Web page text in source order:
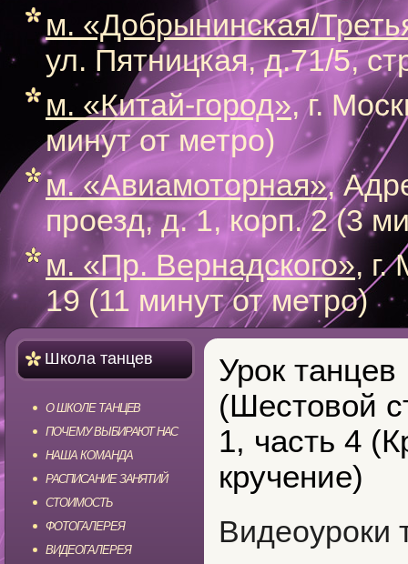
м. «Добрынинская/
ул. Пятницкая, д.71/5,
м. «Китай-город», г.
минут от метро)
м. «Авиамоторная»,
проезд, д. 1, корп. 2 (3
м. «Пр. Вернадского», г.
19 (11 минут от метро)
Школа танцев
О ШКОЛЕ ТАНЦЕВ
ПОЧЕМУ ВЫБИРАЮТ НАС
НАША КОМАНДА
РАСПИСАНИЕ ЗАНЯТИЙ
СТОИМОСТЬ
ФОТОГАЛЕРЕЯ
ВИДЕОГАЛЕРЕЯ
Урок
(Шестовой
1, часть 4
кручение)
Видеоуроки